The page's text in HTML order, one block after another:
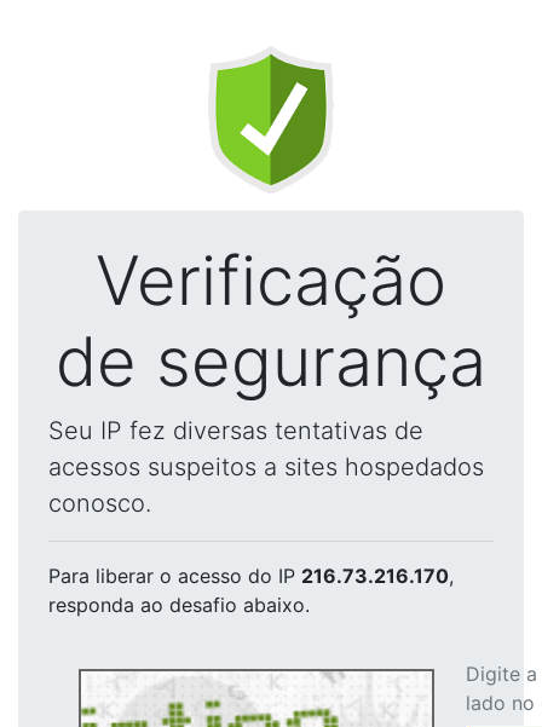
Verificação
de segurança
Seu IP fez diversas tentativas de
acessos suspeitos a sites hospedados
conosco.
Para liberar o acesso do IP 216.73.216.170,
responda ao desafio abaixo.
Digite
lado no